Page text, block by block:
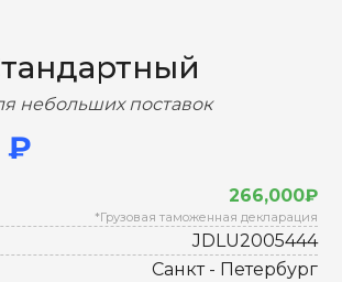
небольших поставок
₽
266,000₽
*Грузовая таможенная декларация
JDLU2005444
Санкт - Петербург